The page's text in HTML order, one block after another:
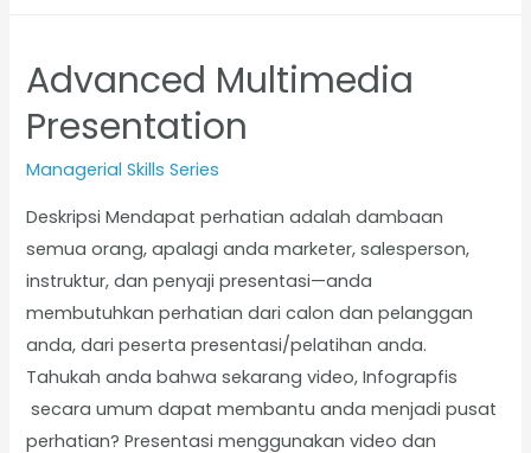
Advanced Multimedia
Presentation
Managerial Skills Series
Deskripsi Mendapat perhatian adalah dambaan
semua orang, apalagi anda marketer, salesperson,
instruktur, dan penyaji presentasi—anda
membutuhkan perhatian dari calon dan pelanggan
anda, dari peserta presentasi/pelatihan anda.
Tahukah anda bahwa sekarang video, Infograpfis
secara umum dapat membantu anda menjadi pusat
perhatian? Presentasi menggunakan video dan